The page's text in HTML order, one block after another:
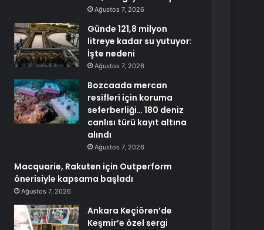
Ağustos 7, 2026
Günde 121,8 milyon
litreye kadar su yutuyor:
İşte nedeni
Ağustos 7, 2026
Bozcaada mercan
resifleri için koruma
seferberliği… 180 deniz
canlısı türü kayıt altına
alındı
Ağustos 7, 2026
Macquarie, Rakuten için Outperform
önerisiyle kapsama başladı
Ağustos 7, 2026
Ankara Keçiören’de
Keşmir’e özel sergi